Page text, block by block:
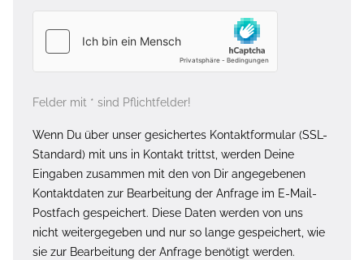
Felder mit * sind Pflichtfelder!
Wenn Du über unser gesichertes Kontaktformular (SSL-
Standard) mit uns in Kontakt trittst, werden Deine
Eingaben zusammen mit den von Dir angegebenen
Kontaktdaten zur Bearbeitung der Anfrage im E-Mail-
Postfach gespeichert. Diese Daten werden von uns
nicht weitergegeben und nur so lange gespeichert, wie
sie zur Bearbeitung der Anfrage benötigt werden.